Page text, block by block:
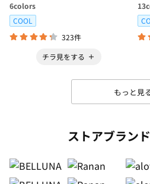
6colors
COOL
323件
チラ見をする
13
もっと見
ストアブラン